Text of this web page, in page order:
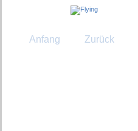
Anfang Zurück